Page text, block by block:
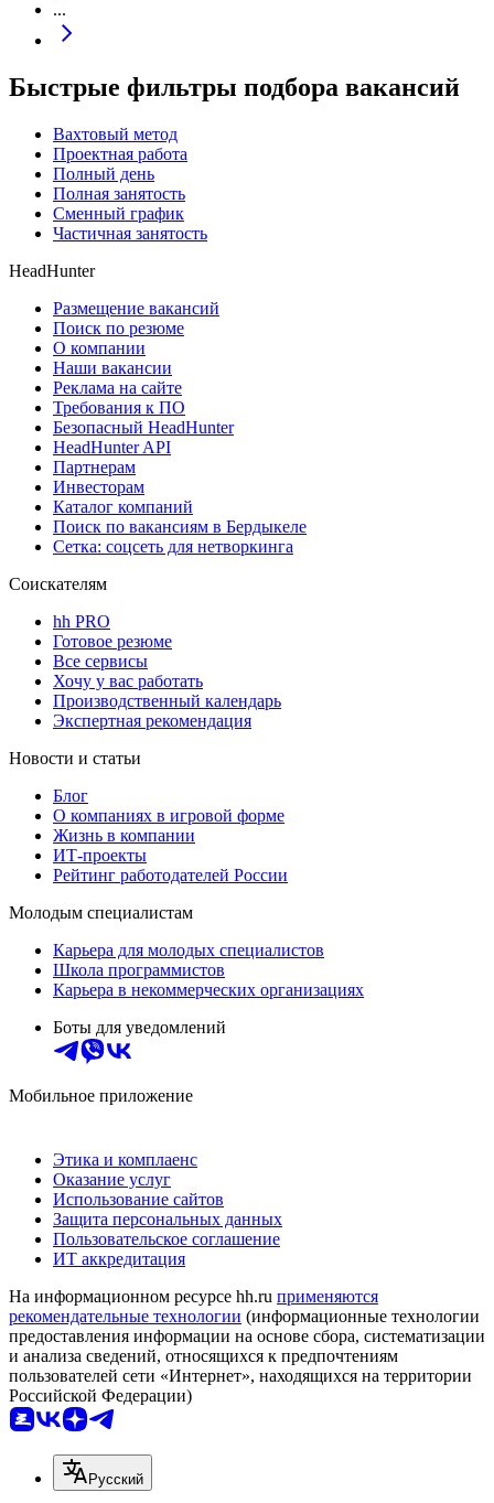
...
Быстрые фильтры подбора вакансий
Вахтовый метод
Проектная работа
Полный день
Полная занятость
Сменный график
Частичная занятость
HeadHunter
Размещение вакансий
Поиск по резюме
О компании
Наши вакансии
Реклама на сайте
Требования к ПО
Безопасный HeadHunter
HeadHunter API
Партнерам
Инвесторам
Каталог компаний
Поиск по вакансиям в Бердыкеле
Сетка: соцсеть для нетворкинга
Соискателям
hh PRO
Готовое резюме
Все сервисы
Хочу у вас работать
Производственный календарь
Экспертная рекомендация
Новости и статьи
Блог
О компаниях в игровой форме
Жизнь в компании
ИТ-проекты
Рейтинг работодателей России
Молодым специалистам
Карьера для молодых специалистов
Школа программистов
Карьера в некоммерческих организациях
Боты для уведомлений
Мобильное приложение
Этика и комплаенс
Оказание услуг
Использование сайтов
Защита персональных данных
Пользовательское соглашение
ИТ аккредитация
На информационном ресурсе hh.ru применяются
рекомендательные технологии (информационные технологии
предоставления информации на основе сбора, систематизации
и анализа сведений, относящихся к предпочтениям
пользователей сети «Интернет», находящихся на территории
Российской Федерации)
Русский